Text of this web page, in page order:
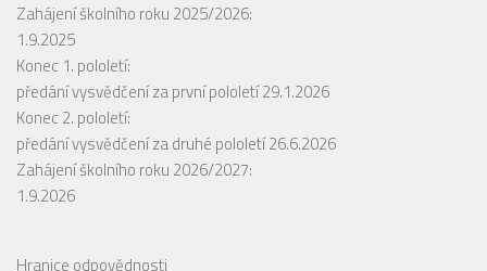
Zahájení školního roku 2025/2026:
1.9.2025
Konec 1. pololetí:
předání vysvědčení za první pololetí 29.1.2026
Konec 2. pololetí:
předání vysvědčení za druhé pololetí 26.6.2026
Zahájení školního roku 2026/2027:
1.9.2026
Hranice odpovědnosti